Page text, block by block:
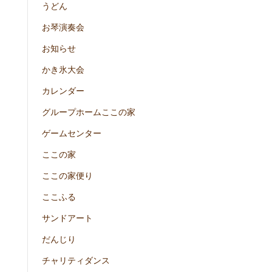
うどん
お琴演奏会
お知らせ
かき氷大会
カレンダー
グループホームここの家
ゲームセンター
ここの家
ここの家便り
ここふる
サンドアート
だんじり
チャリティダンス